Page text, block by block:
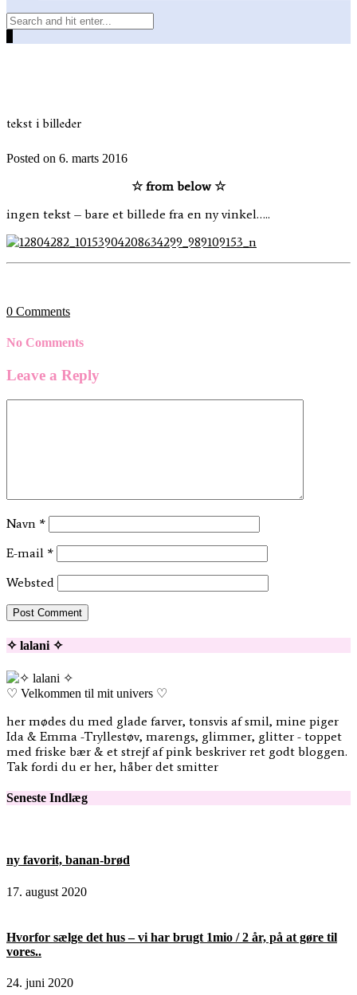
tekst i billeder
Posted on 6. marts 2016
☆ from below ☆
ingen tekst – bare et billede fra en ny vinkel…..
0 Comments
No Comments
Leave a Reply
Navn *
E-mail *
Websted
✧ lalani ✧
♡ Velkommen til mit univers ♡
her mødes du med glade farver, tonsvis af smil, mine piger
Ida & Emma -Tryllestøv, marengs, glimmer, glitter - toppet
med friske bær & et strejf af pink beskriver ret godt bloggen.
Tak fordi du er her, håber det smitter
Seneste Indlæg
ny favorit, banan-brød
17. august 2020
Hvorfor sælge det hus – vi har brugt 1mio / 2 år, på at gøre til
vores..
24. juni 2020